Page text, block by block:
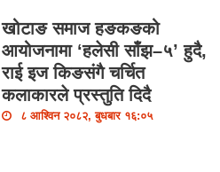
खोटाङ समाज हङकङको
आयोजनामा ‘हलेसी साँझ–५’ हुदै,
राई इज किङसंगै चर्चित
कलाकारले प्रस्तुति दिदै
८ आश्विन २०८२, बुधबार १६:०५